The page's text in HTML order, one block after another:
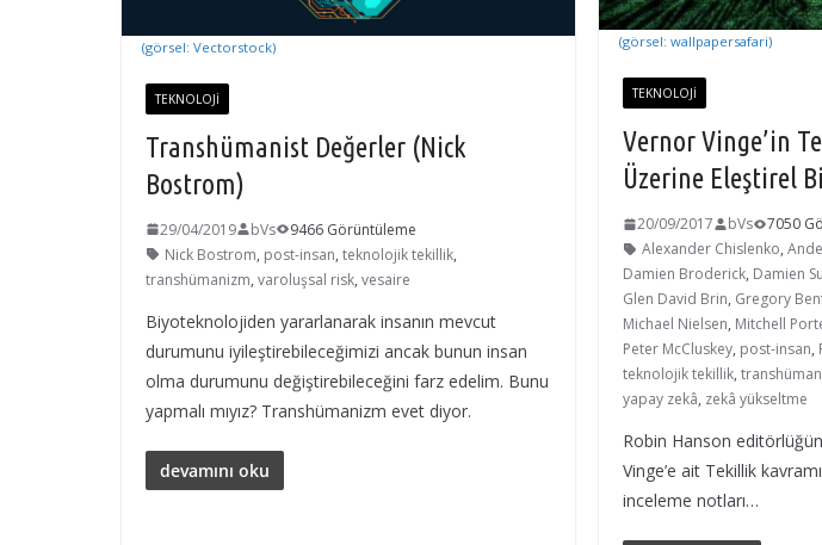
(görsel: Vectorstock)
TEKNOLOJI
Transhümanist Değerler (Nick
Bostrom)
29/04/2019 bVs
9466 Görüntüleme
Nick Bostrom, post-insan, teknolojik tekillik,
transhümanizm, varoluşsal risk, vesaire
Biyoteknolojiden yararlanarak insanın mevcut
durumunu iyileştirebileceğimizi ancak bunun insan
olma durumunu değiştirebileceğini farz edelim. Bunu
yapmalı mıyız? Transhümanizm evet diyor.
devamını oku
(görsel: wallpapersafari)
TEKNOLOJI
Vernor Vinge’in
Üzerine Eleştirel
20/09/2017 bVs
7050
Alexander Chislenko,
Damien Broderick, Damien
Glen David Brin, Gregory
Michael Nielsen, Mitchell
Peter McCluskey, post-insan,
teknolojik tekillik,
yapay zekâ, zekâ yükseltme
Robin Hanson
Vinge’e ait Tekillik
inceleme notları…